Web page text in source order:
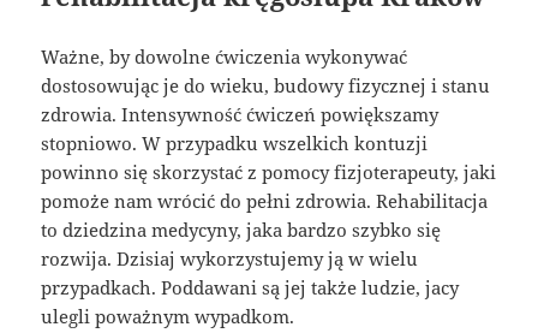
Ważne, by dowolne ćwiczenia wykonywać
dostosowując je do wieku, budowy fizycznej i stanu
zdrowia. Intensywność ćwiczeń powiększamy
stopniowo. W przypadku wszelkich kontuzji
powinno się skorzystać z pomocy fizjoterapeuty, jaki
pomoże nam wrócić do pełni zdrowia. Rehabilitacja
to dziedzina medycyny, jaka bardzo szybko się
rozwija. Dzisiaj wykorzystujemy ją w wielu
przypadkach. Poddawani są jej także ludzie, jacy
ulegli poważnym wypadkom.